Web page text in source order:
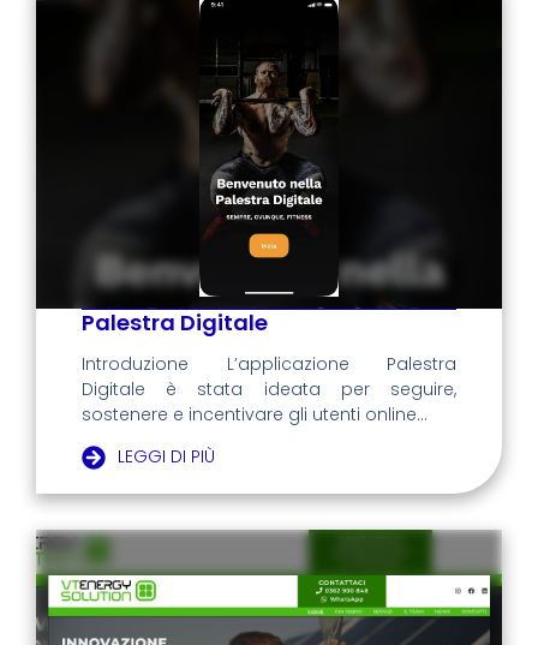
Palestra Digitale
Introduzione L’applicazione Palestra
Digitale è stata ideata per seguire,
sostenere e incentivare gli utenti online...
LEGGI DI PIÙ